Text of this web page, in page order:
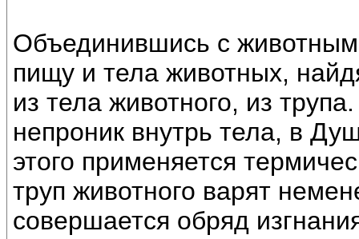
Объединившись с
пищу и тела животных,
из тела животного, из
непроник внутрь тела, в
этого применяется
труп животного варят
совершается обряд